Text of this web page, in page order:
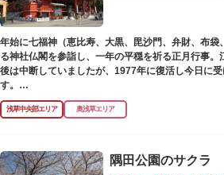
くお腹が袋代わりの形をしている珍しいもので、古
います。（御開帳期間 1月1日～7日）
年始に七福神（恵比寿、大黒、毘沙門、弁財、布袋
る神社仏閣を参詣し、一年の平穏を祈る正月行事。
後は中断していましたが、1977年に復活し今日に
す。
浅草名所七福神の特徴は福禄寿、寿老人が2社ずつ
るところ。九は数の究み、鳩と言う字にも使われ
絵馬をつけ、色紙・福絵に御朱印をいただきながら
浅草中央部エリア 奥浅草エリア
隅田公園のサクラ